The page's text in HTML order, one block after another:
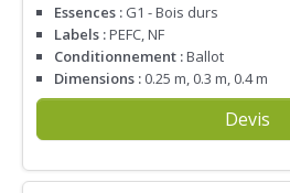
Essences : G1 - Bois durs
Labels :PEFC, NF
Conditionnement :Ballot
Dimensions : 0.25 m, 0.3 m, 0.4 m
Devis